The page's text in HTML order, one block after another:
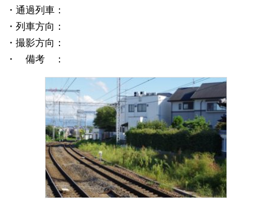
・通過列車：
・列車方向：
・撮影方向：
・ 備考 ：